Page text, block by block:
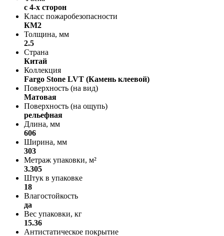
с 4-х сторон
Класс пожаробезопасности
КМ2
Толщина, мм
2.5
Страна
Китай
Коллекция
Fargo Stone LVT (Камень клеевой)
Поверхность (на вид)
Матовая
Поверхность (на ощупь)
рельефная
Длина, мм
606
Ширина, мм
303
Метраж упаковки, м²
3.305
Штук в упаковке
18
Влагостойкость
да
Вес упаковки, кг
15.36
Антистатическое покрытие